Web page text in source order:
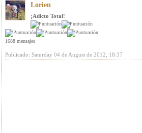
Lorien
¡Adicto Total!
1688 mensajes
Publicado: Saturday 04 de August de 2012, 18:37